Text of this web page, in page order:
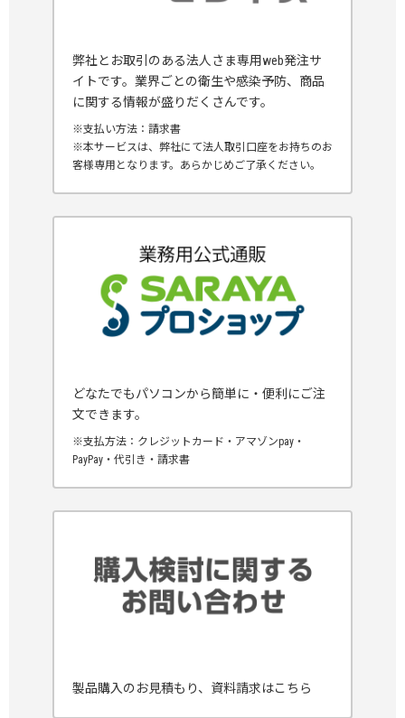
弊社とお取引のある法人さま専用web発注サ
イトです。業界ごとの衛生や感染予防、商品
に関する情報が盛りだくさんです。
※支払い方法：請求書
※本サービスは、弊社にて法人取引口座をお持ちのお
客様専用となります。あらかじめご了承ください。
どなたでもパソコンから簡単に・便利にご注
文できます。
※支払方法：クレジットカード・アマゾンpay・
PayPay・代引き・請求書
製品購入のお見積もり、資料請求はこちら